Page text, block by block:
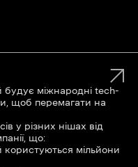
будує міжнародні tech-
щоб перемагати на
у різних нішах від
що:
мільйони